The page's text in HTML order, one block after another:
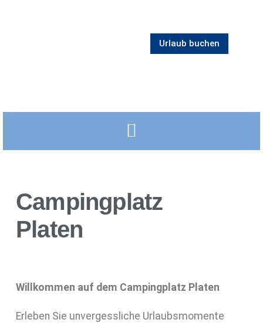
Urlaub buchen
Campingplatz
Platen
Willkommen auf dem Campingplatz Platen
Erleben Sie unvergessliche Urlaubsmomente